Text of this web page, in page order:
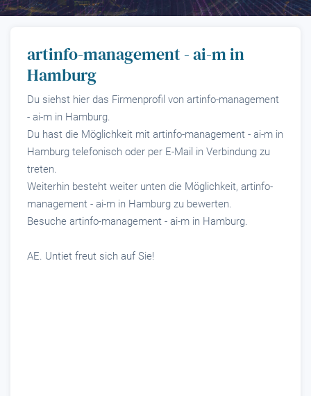
artinfo-management - ai-m in
Hamburg
Du siehst hier das Firmenprofil von artinfo-management
- ai-m in Hamburg.
Du hast die Möglichkeit mit artinfo-management - ai-m in
Hamburg telefonisch oder per E-Mail in Verbindung zu
treten.
Weiterhin besteht weiter unten die Möglichkeit, artinfo-
management - ai-m in Hamburg zu bewerten.
Besuche artinfo-management - ai-m in Hamburg.
AE. Untiet freut sich auf Sie!